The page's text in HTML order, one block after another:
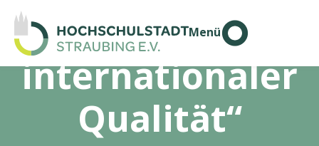
Menü
„Arbeiten von
internationaler
Qualität“